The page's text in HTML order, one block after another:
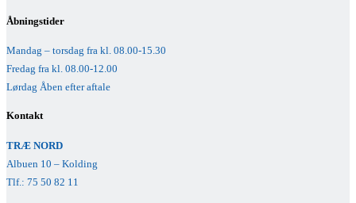
Åbningstider
Mandag – torsdag fra kl. 08.00-15.30
Fredag fra kl. 08.00-12.00
Lørdag Åben efter aftale
Kontakt
TRÆ NORD
Albuen 10 – Kolding
Tlf.: 75 50 82 11